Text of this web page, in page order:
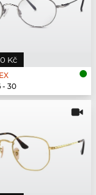
Kč
- 30